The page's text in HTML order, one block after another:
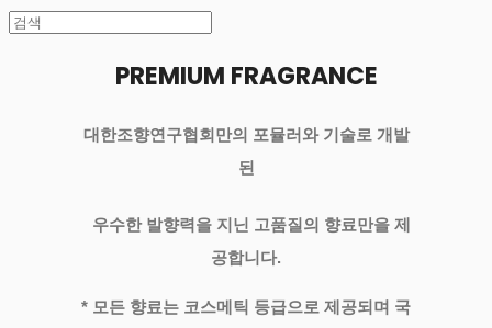
PREMIUM FRAGRANCE
대한조향연구협회만의 포뮬러와 기술로 개발
된
우수한 발향력을 지닌 고품질의 향료만을 제
공합니다.
* 모든 향료는 코스메틱 등급으로 제공되며 국